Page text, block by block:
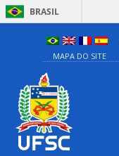
BRASIL
MAPA DO SITE